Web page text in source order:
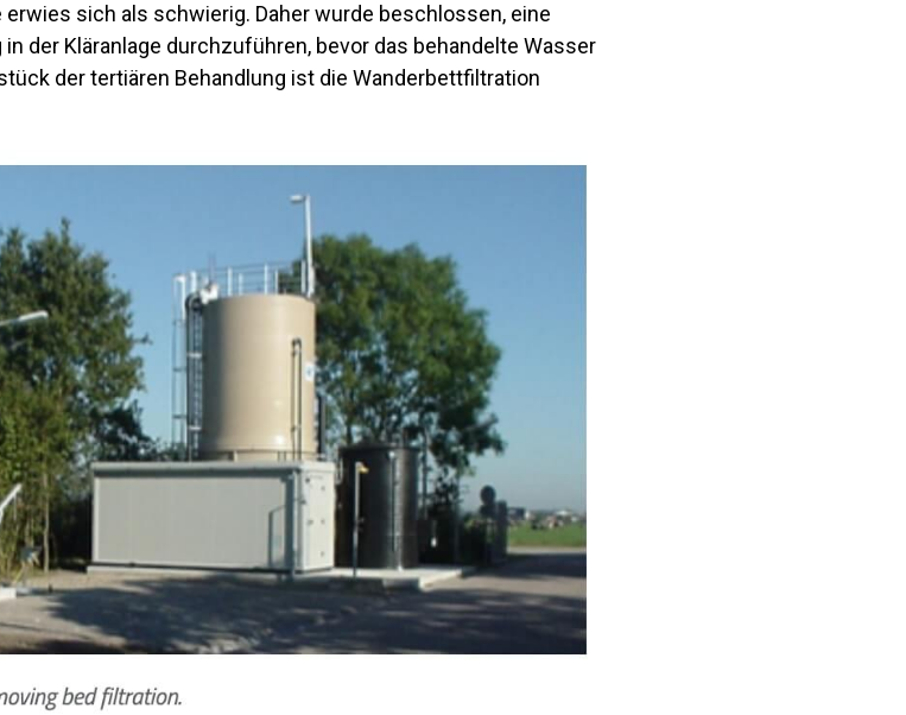
sich als schwierig. Daher wurde beschlossen, eine
der Kläranlage durchzuführen, bevor das behandelte Wasser
der tertiären Behandlung ist die Wanderbettfiltration